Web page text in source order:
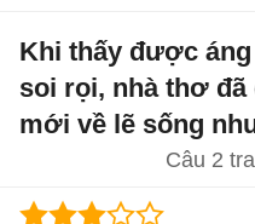
Khi thấy được
soi rọi, nhà thơ
mới về lẽ sống
Câu 2